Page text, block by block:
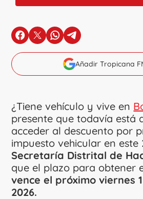
en Facebook
en Xen Whatsapp
en Telegram
Añadir Tropicana
¿Tiene vehículo y vive en
presente que todavía está
acceder al descuento por
impuesto vehicular en este
Secretaría Distrital de
que el plazo para obtener
vence el próximo viernes
2026.